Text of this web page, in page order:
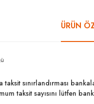
ÜRÜN
taksit sınırlandırması
taksit sayısını lütfen